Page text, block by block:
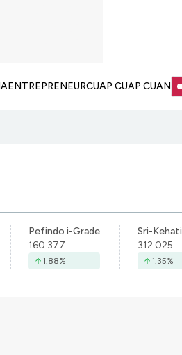
ENTREPRENEURCUAP CUAP CUAN
Pefindo i-Grade
160.377
1.88%
Sri-Kehati
312.025
1.35%